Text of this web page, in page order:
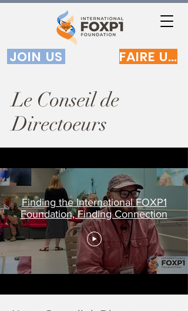
JOIN US FAIRE UN DON
Le Conseil de
Directoeurs
Finding the International FOXP1
Foundation, Finding Connection